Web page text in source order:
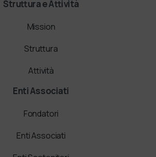
Struttura e Attività
Mission
Struttura
Attività
Enti Associati
Fondatori
Enti Associati